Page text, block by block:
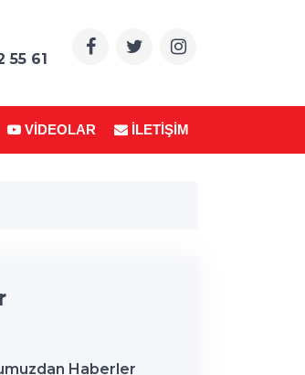
55 61
VIDEOLAR İLETIŞIM
Haberler